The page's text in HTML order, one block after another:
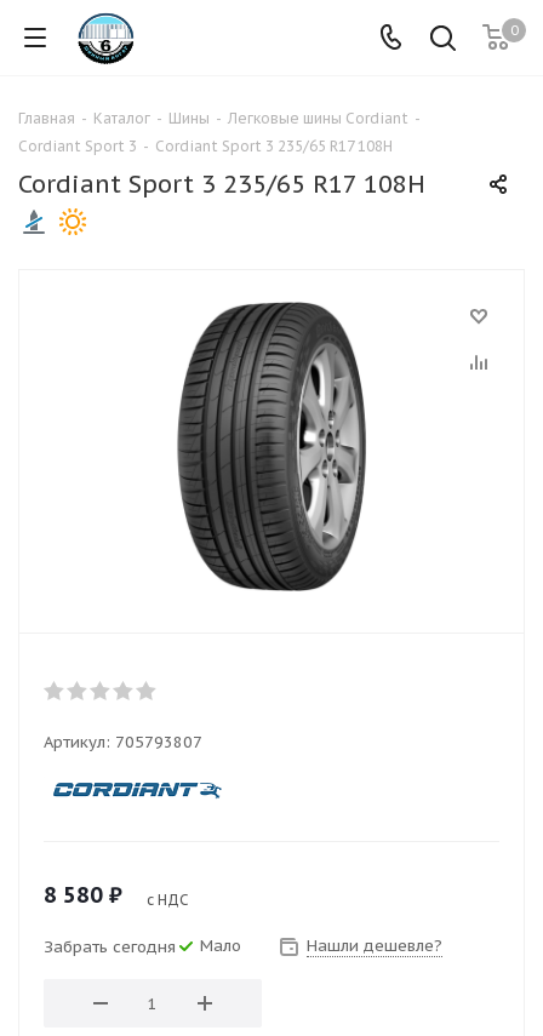
0
Главная - Каталог - Шины - Легковые шины Cordiant -
Cordiant Sport 3 - Cordiant Sport 3 235/65 R17 108H
Cordiant Sport 3 235/65 R17 108H
Артикул: 705793807
8 580 ₽ с НДС
Забрать сегодня Мало Нашли дешевле?